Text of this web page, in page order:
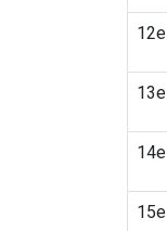
12e
13e
14e
15e